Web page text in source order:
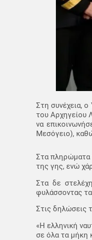
Στη συνέχεια,
του Αρχηγείου
να
Μεσόγειο),
Στα πληρώματα
της γης, ενώ
Στα δε
φυλάσσοντας
Στις δηλώσεις
«Η ελληνική
σε όλα τα μήκη